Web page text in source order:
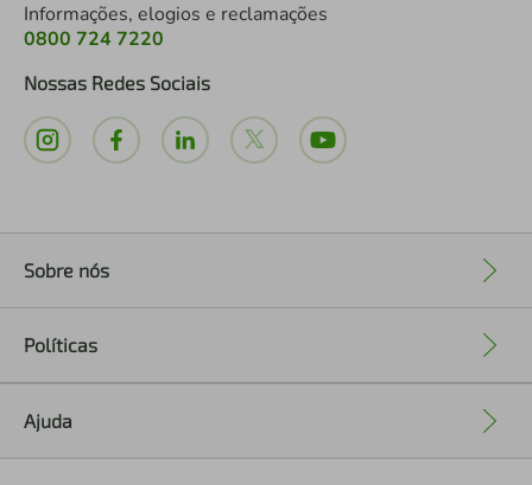
Informações, elogios e reclamações
0800 724 7220
Nossas Redes Sociais
Sobre nós
Políticas
Ajuda